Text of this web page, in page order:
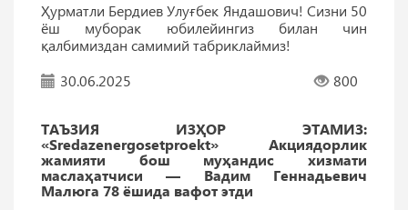
Ҳурматли Бердиев Улуғбек Яндашович! Сизни 50
ёш муборак юбилейингиз билан чин
қалбимиздан самимий табриклаймиз!
30.06.2025
800
ТАЪЗИЯ ИЗҲОР ЭТАМИЗ:
«Sredazenergosetproekt» Акциядорлик
жамияти бош муҳандис хизмати
маслаҳатчиси — Вадим Геннадьевич
Малюга 78 ёшида вафот этди